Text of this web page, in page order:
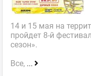
14 и 15 мая на
пройдет 8-й
сезон».
Все, ...